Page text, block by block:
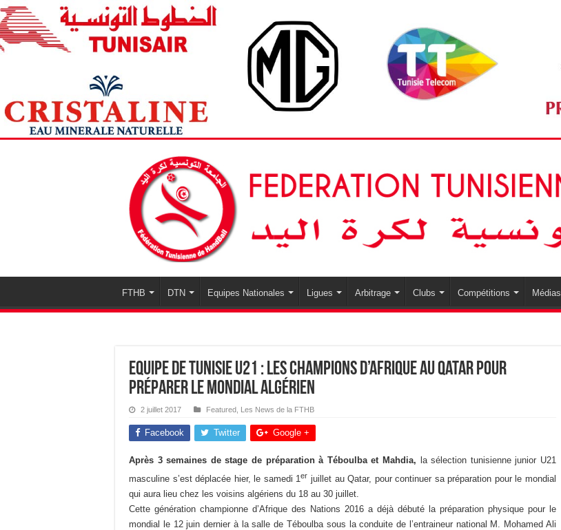
FTHB DTN Equipes Nationales Ligues Arbitrage Clubs Compétitions Médias
Equipe de Tunisie U21 : Les Champions d’Afrique au Qatar pour
préparer le Mondial Algérien
2 juillet 2017 Featured Les News de la FTHB
Facebook Twitter Google +
Après 3 semaines de stage de préparation à Téboulba et Mahdia, la sélection tunisienne junior U21
masculine s’est déplacée hier, le samedi 1er juillet au Qatar, pour continuer sa préparation pour le mondial
qui aura lieu chez les voisins algériens du 18 au 30 juillet.
Cette génération championne d’Afrique des Nations 2016 a déjà débuté la préparation physique pour le
mondial le 12 juin dernier à la salle de Téboulba sous la conduite de l’entraineur national M. Mohamed Ali